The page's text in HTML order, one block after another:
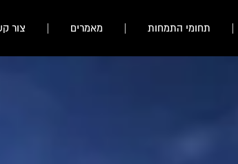
תחומי התמחות מאמרים צור